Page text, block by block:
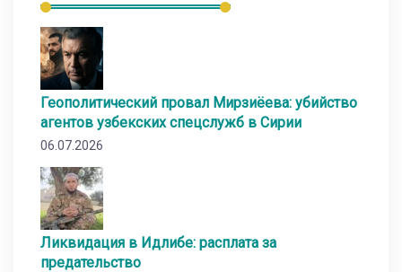
Геополитический провал Мирзиёева: убийство
агентов узбекских спецслужб в Сирии
06.07.2026
Ликвидация в Идлибе: расплата за
предательство